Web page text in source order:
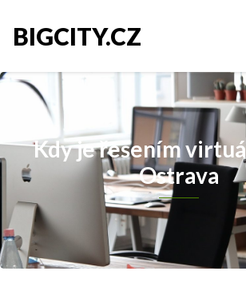
BIGCITY.CZ
Kdy je řešením
Ostrava